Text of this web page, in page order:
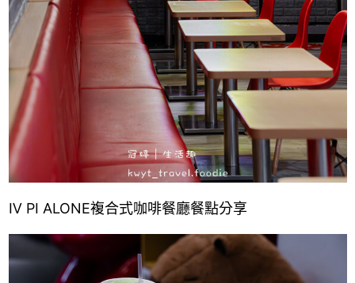
Ⅳ PI ALONE複合式咖啡餐廳餐點分享